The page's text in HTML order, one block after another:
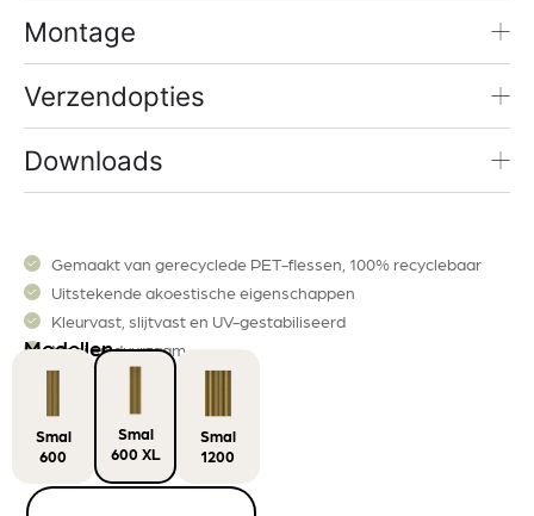
Montage
Verzendopties
Downloads
Gemaakt van gerecyclede PET-flessen, 100% recyclebaar
Uitstekende akoestische eigenschappen
Kleurvast, slijtvast en UV-gestabiliseerd
Mooi en duurzaam
Modellen
Smal
600
Smal
600 XL
Smal
1200